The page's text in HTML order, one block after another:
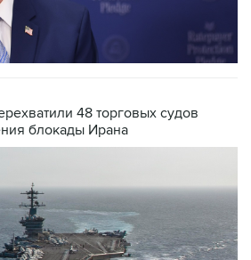
48 торговых судов
блокады Ирана